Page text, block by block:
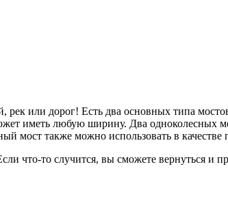
или дорог! Есть два основных типа
иметь любую ширину. Два одноколесных
также можно использовать в качестве
то случится, вы сможете вернуться и